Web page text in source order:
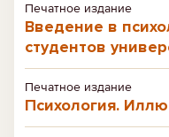
Печатное издание
Введение в
студентов
Печатное издание
Психология.